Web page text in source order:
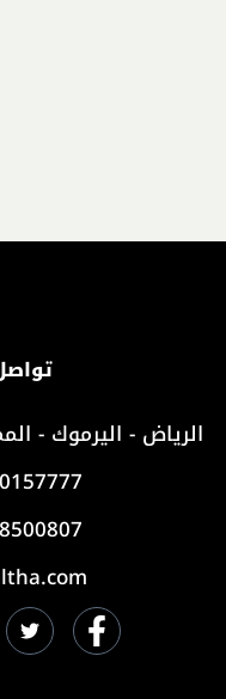
الرياض - اليرموك -